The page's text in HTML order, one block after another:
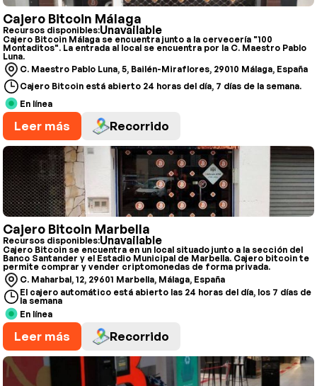
Cajero Bitcoin Málaga
Recursos disponibles:Unavailable
Cajero Bitcoin Málaga se encuentra junto a la cervecería "100
Montaditos". La entrada al local se encuentra por la C. Maestro Pablo
Luna.
C. Maestro Pablo Luna, 5, Bailén-Miraflores, 29010 Málaga, España
Cajero Bitcoin está abierto 24 horas del día, 7 días de la semana.
En línea
Leer más Recorrido
Cajero Bitcoin Marbella
Recursos disponibles:Unavailable
Cajero Bitcoin se encuentra en un local situado junto a la sección del
Banco Santander y el Estadio Municipal de Marbella. Cajero bitcoin te
permite comprar y vender criptomonedas de forma privada.
C. Maharbal, 12, 29601 Marbella, Málaga, España
El cajero automático está abierto las 24 horas del día, los 7 días de
la semana
En línea
Leer más Recorrido